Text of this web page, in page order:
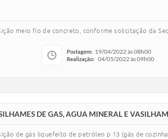
meio fio de concreto, conforme solicitação da
Postagem: 19/04/2022 às 08h00
Realização: 04/05/2022 às 09h00
DE GAS, AGUA MINERAL E
de gás liquefeito de petróleo p 13 (gás de